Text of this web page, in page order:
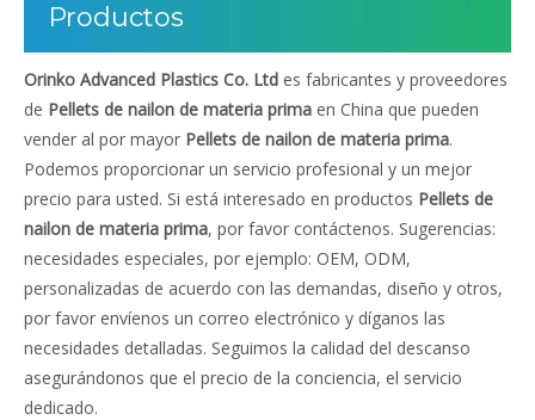
Productos
Orinko Advanced Plastics Co. Ltd es fabricantes y proveedores
de Pellets de nailon de materia prima en China que pueden
vender al por mayor Pellets de nailon de materia prima.
Podemos proporcionar un servicio profesional y un mejor
precio para usted. Si está interesado en productos Pellets de
nailon de materia prima, por favor contáctenos. Sugerencias:
necesidades especiales, por ejemplo: OEM, ODM,
personalizadas de acuerdo con las demandas, diseño y otros,
por favor envíenos un correo electrónico y díganos las
necesidades detalladas. Seguimos la calidad del descanso
asegurándonos que el precio de la conciencia, el servicio
dedicado.